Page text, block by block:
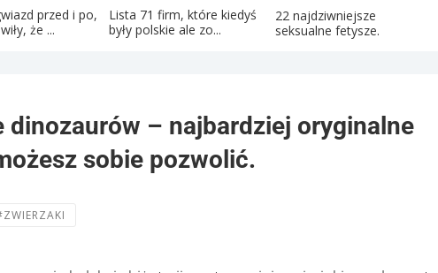
przed i po,
że ...
Lista 71 firm, które kiedyś
były polskie ale zo...
22 najdziwniejsze
seksualne fetysze.
dinozaurów – najbardziej oryginalne
sobie pozwolić.